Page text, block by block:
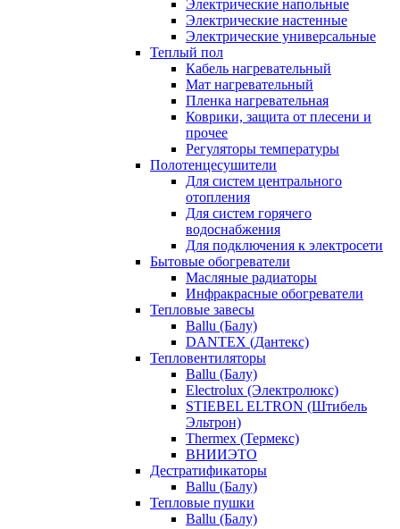
Электрические напольные
Электрические настенные
Электрические универсальные
Теплый пол
Кабель нагревательный
Мат нагревательный
Пленка нагревательная
Коврики, защита от плесени и
прочее
Регуляторы температуры
Полотенцесушители
Для систем центрального
отопления
Для систем горячего
водоснабжения
Для подключения к электросети
Бытовые обогреватели
Масляные радиаторы
Инфракрасные обогреватели
Тепловые завесы
Ballu (Балу)
DANTEX (Дантекс)
Тепловентиляторы
Ballu (Балу)
Electrolux (Электролюкс)
STIEBEL ELTRON (Штибель
Эльтрон)
Thermex (Термекс)
ВНИИЭТО
Дестратификаторы
Ballu (Балу)
Тепловые пушки
Ballu (Балу)